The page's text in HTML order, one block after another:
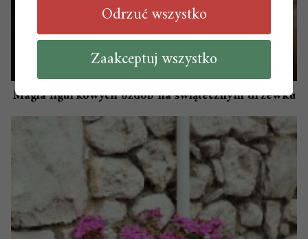
Magia figurkowych ozdób na świątecznym drzewku
Odrzuć wszystko
Zaakceptuj wszystko